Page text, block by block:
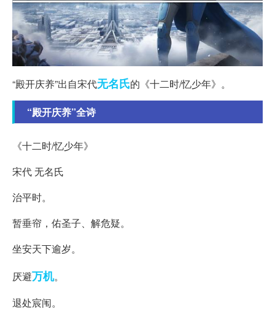
“殿开庆养”出自宋代无名氏的《十二时/忆少年》。
“殿开庆养”全诗
《十二时/忆少年》
宋代 无名氏
治平时。
暂垂帘，佑圣子、解危疑。
坐安天下逾岁。
厌避万机。
退处宸闱。